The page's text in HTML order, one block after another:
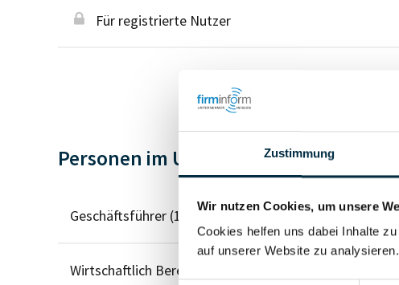
Zustimmung
Wir nutzen Cookies, um unsere
Cookies helfen uns dabei Inhalte
auf unserer Website zu
Für registrierte Nutzer
Personen im Unternehmen
Geschäftsführer (1)
Wirtschaftlich Berechtigter